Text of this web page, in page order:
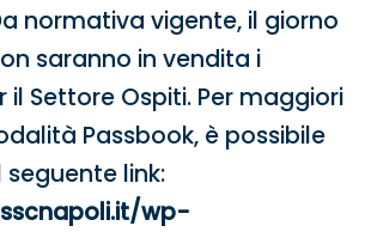
normativa vigente, il giorno
saranno in vendita i
il Settore Ospiti. Per maggiori
Passbook, è possibile
link:
wp-